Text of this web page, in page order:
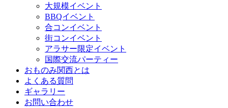
大規模イベント
BBQイベント
合コンイベント
街コンイベント
アラサー限定イベント
国際交流パーティー
おものみ関西とは
よくある質問
ギャラリー
お問い合わせ